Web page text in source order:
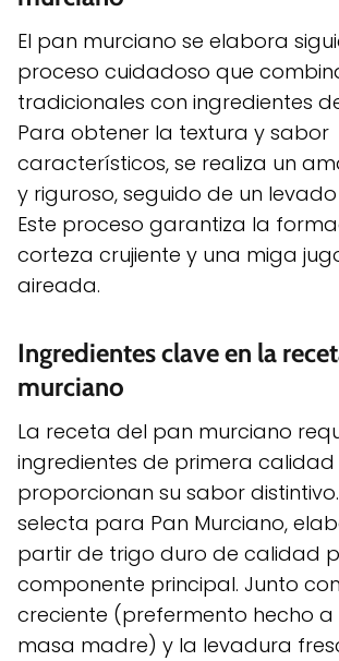
El pan murciano se elabora
proceso cuidadoso que
tradicionales con ingredientes
Para obtener la textura y sabor
característicos, se realiza un
y riguroso, seguido de un
Este proceso garantiza la
corteza crujiente y una miga
aireada.
Ingredientes clave en la
murciano
La receta del pan murciano
ingredientes de primera calidad
proporcionan su sabor
selecta para Pan Murciano,
partir de trigo duro de calidad
componente principal. Junto
creciente (prefermento hecho
masa madre) y la levadura